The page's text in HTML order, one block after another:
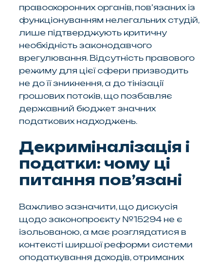
правоохоронних органів, пов’язаних із
функціонуванням нелегальних студій,
лише підтверджують критичну
необхідність законодавчого
врегулювання. Відсутність правового
режиму для цієї сфери призводить
не до її зникнення, а до тінізації
грошових потоків, що позбавляє
державний бюджет значних
податкових надходжень.
Декриміналізація і
податки: чому ці
питання пов’язані
Важливо зазначити, що дискусія
щодо законопроєкту №15294 не є
ізольованою, а має розглядатися в
контексті ширшої реформи системи
оподаткування доходів, отриманих